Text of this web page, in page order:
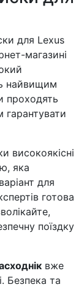
для Lexus
магазині
найвищим
проходять
гарантувати
високоякісні
яка
для
готова
поїздку
вже
Безпека та